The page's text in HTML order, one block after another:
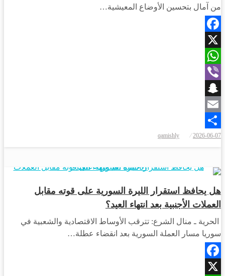
من آمال بتحسين الأوضاع المعيشية…
Facebook
X
WhatsApp
Viber
Snapchat
Email
Share
في
2026-06-07
qamishly
هل يحافظ استقرار الليرة السورية على قوته مقابل
العملات الأجنبية بعد انتهاء العيد؟
الحرية ـ منال الشرع: تترقب الأوساط الاقتصادية والشعبية في
سوريا مسار العملة السورية بعد انقضاء عطلة…
Facebook